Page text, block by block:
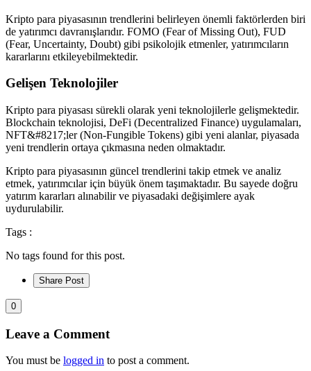
Kripto para piyasasının trendlerini belirleyen önemli faktörlerden biri
de yatırımcı davranışlarıdır. FOMO (Fear of Missing Out), FUD
(Fear, Uncertainty, Doubt) gibi psikolojik etmenler, yatırımcıların
kararlarını etkileyebilmektedir.
Gelişen Teknolojiler
Kripto para piyasası sürekli olarak yeni teknolojilerle gelişmektedir.
Blockchain teknolojisi, DeFi (Decentralized Finance) uygulamaları,
NFT&#8217;ler (Non-Fungible Tokens) gibi yeni alanlar, piyasada
yeni trendlerin ortaya çıkmasına neden olmaktadır.
Kripto para piyasasının güncel trendlerini takip etmek ve analiz
etmek, yatırımcılar için büyük önem taşımaktadır. Bu sayede doğru
yatırım kararları alınabilir ve piyasadaki değişimlere ayak
uydurulabilir.
Tags :
No tags found for this post.
Share Post
0
Leave a Comment
You must be logged in to post a comment.